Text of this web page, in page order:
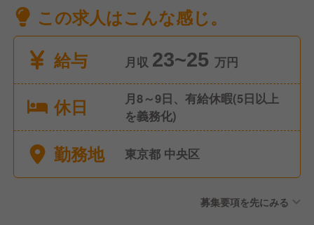
この求人はこんな感じ。
給与
月収 23~25 万円
休日
月8～9日、有給休暇(5日以上
を義務化)
勤務地 東京都 中央区
募集要項を先にみる